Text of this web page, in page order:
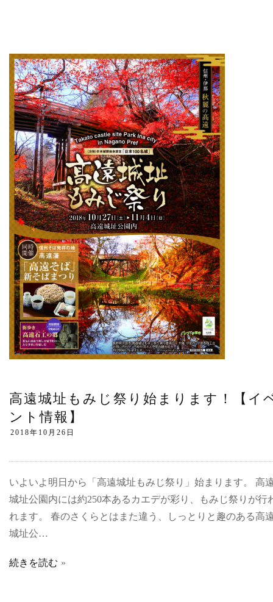
高遠城址もみじ祭り始まります！【イ
ント情報】
いよいよ明日から「高遠城址もみじ祭り」始まります。 高
城址公園内には約250本あるカエデが彩り、もみじ祭りが行
れます。 春のさくらとはまた違う、しっとりと趣のある高
城址公…
続きを読む